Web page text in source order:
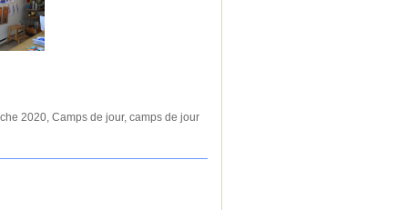
2020, Camps de jour, camps de jour